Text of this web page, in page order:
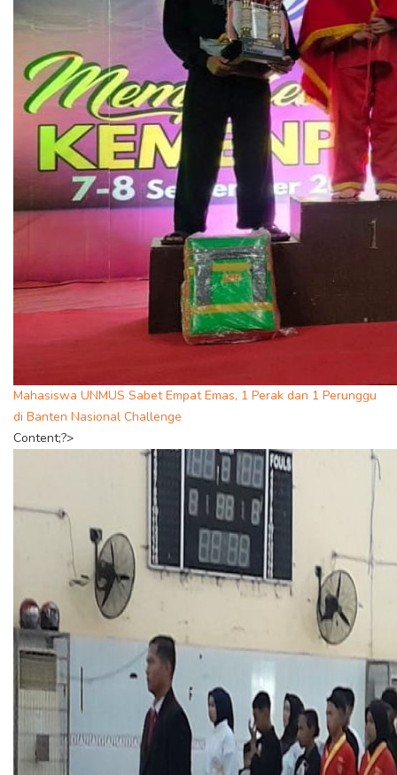
Mahasiswa UNMUS Sabet Empat Emas, 1 Perak dan 1 Perunggu
di Banten Nasional Challenge
Content;?>